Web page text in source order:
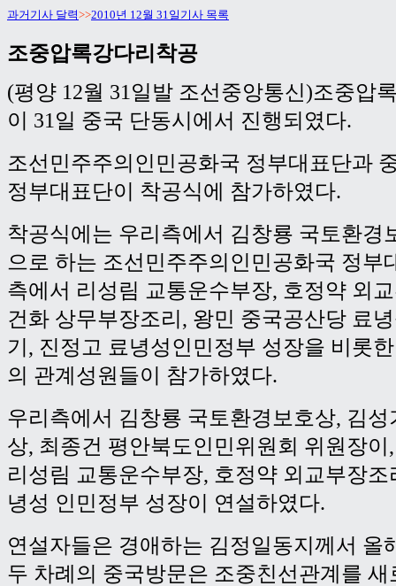
과거기사 달력>>2010년 12월 31일기사 목록
조중압록강다리착공
(평양 12월 31일발 조선중앙통신)조중압
이 31일 중국 단동시에서 진행되였다.
조선민주주의인민공화국 정부대표단과
정부대표단이 착공식에 참가하였다.
착공식에는 우리측에서 김창룡 국토환경
으로 하는 조선민주주의인민공화국 정부
측에서 리성림 교통운수부장, 호정약 외
건화 상무부장조리, 왕민 중국공산당 료
기, 진정고 료녕성인민정부 성장을 비롯
의 관계성원들이 참가하였다.
우리측에서 김창룡 국토환경보호상, 김성
상, 최종건 평안북도인민위원회 위원장이
리성림 교통운수부장, 호정약 외교부장조
녕성 인민정부 성장이 연설하였다.
연설자들은 경애하는 김정일동지께서 올
두 차례의 중국방문은 조중친선관계를